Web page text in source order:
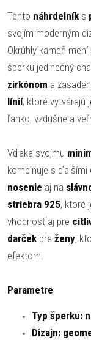
Tento náhrdelník s
svojím moderným
Okrúhly kameň
šperku jedinečný
zirkónom a
línií, ktoré vytvárajú
ľahko, vzdušne a
Vďaka svojmu
kombinuje s ďalšími
nosenie aj na
striebra 925, ktoré
vhodnosť aj pre
darček pre ženy,
efektom.
Parametre
Typ šperku:
Dizajn: